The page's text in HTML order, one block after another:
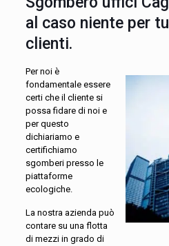
al caso niente per
clienti.
Per noi è
fondamentale essere
certi che il cliente si
possa fidare di noi e
per questo
dichiariamo e
certifichiamo
sgomberi presso le
piattaforme
ecologiche.
La nostra azienda può
contare su una flotta
di mezzi in grado di